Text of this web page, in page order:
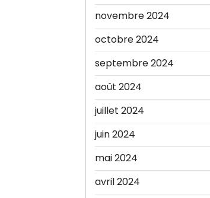
novembre 2024
octobre 2024
septembre 2024
août 2024
juillet 2024
juin 2024
mai 2024
avril 2024